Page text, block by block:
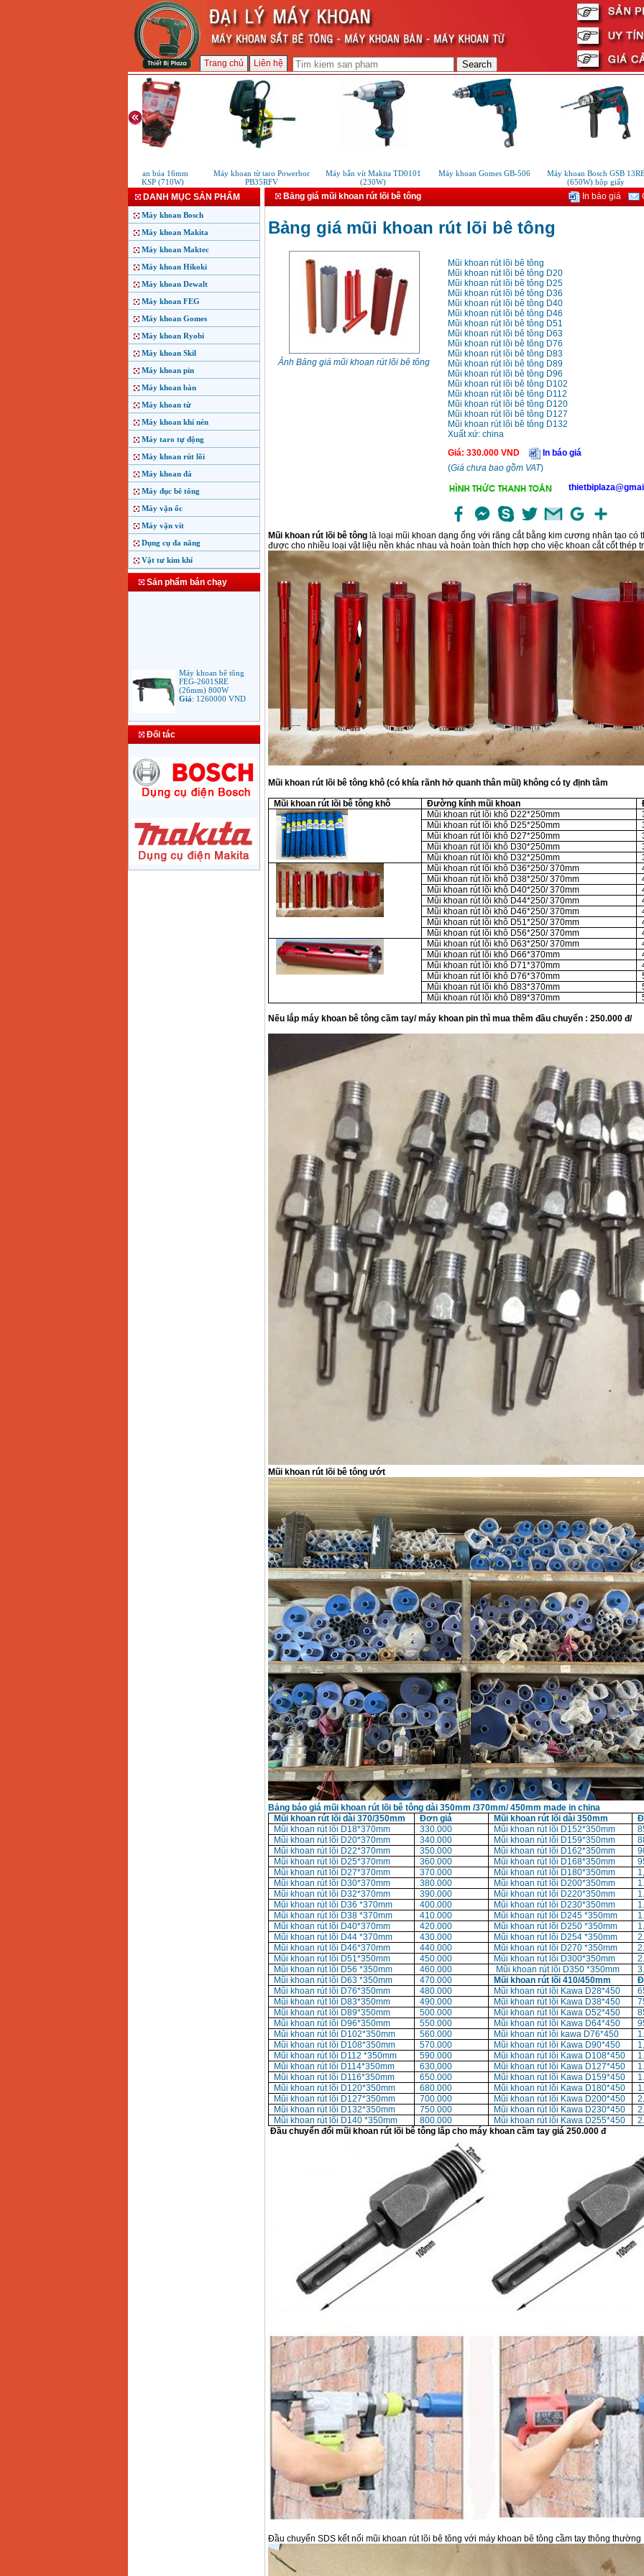
Trang chủ Liên hệ
Máy khoan búa 16mm
MT814KSP (710W)
Máy khoan từ taro Powerbor
PB35RFV
Máy bắn vít Makita TD0101
(230W)
Máy khoan Gomes GB-506
Máy khoan Bosch GSB 13RE
(650W) hộp giấy
DANH MỤC SẢN PHẨM
Máy khoan Bosch
Máy khoan Makita
Máy khoan Maktec
Máy khoan Hikoki
Máy khoan Dewalt
Máy khoan FEG
Máy khoan Gomes
Máy khoan Ryobi
Máy khoan Skil
Máy khoan pin
Máy khoan bàn
Máy khoan từ
Máy khoan khí nén
Máy taro tự động
Máy khoan rút lõi
Máy khoan đá
Máy đục bê tông
Máy vặn ốc
Máy vặn vít
Dụng cụ đa năng
Vật tư kim khí
Sản phẩm bán chạy
FEG-2601SRE
(26mm) 800W
Giá:1260000VND
Bảng giá mũi khoan
Máy Khoan Bosch
GSB 16RE (750W)
valy nhựa
Bộ máy khoan Bosch
GSB 13RE hộp nhựa
100 chi tiết
Giá:1977000VND
Đối tác
Bảng giá mũi khoan rút lõi bê tông In báo giá
Bảng giá mũi khoan rút lõi bê tông
Ảnh Bảng giá mũi khoan rút lõi bê tông
Mũi khoan rút lõi bê tông
Mũi khoan rút lõi bê tông D20
Mũi khoan rút lõi bê tông D25
Mũi khoan rút lõi bê tông D36
Mũi khoan rút lõi bê tông D40
Mũi khoan rút lõi bê tông D46
Mũi khoan rút lõi bê tông D51
Mũi khoan rút lõi bê tông D63
Mũi khoan rút lõi bê tông D76
Mũi khoan rút lõi bê tông D83
Mũi khoan rút lõi bê tông D89
Mũi khoan rút lõi bê tông D96
Mũi khoan rút lõi bê tông D102
Mũi khoan rút lõi bê tông D112
Mũi khoan rút lõi bê tông D120
Mũi khoan rút lõi bê tông D127
Mũi khoan rút lõi bê tông D132
Xuất xứ: china
Giá: 330.000VND
In báo giá
(Giá chưa bao gồm VAT)
Mũi khoan rút lõi bê tông là loại mũi khoan dạng ống với răng cắt bằng kim cương nhân tạo có
được cho nhiều loại vật liệu nền khác nhau và hoàn toàn thích hợp cho việc khoan cắt cốt thép
Mũi khoan rút lõi bê tông khô (có khía rãnh hở quanh thân mũi) không có ty định tâm
Mũi khoan rút lõi bê tông khô Đường kính mũi khoan
Mũi khoan rút lõi khô D22*250mm
Mũi khoan rút lõi khô D25*250mm
Mũi khoan rút lõi khô D27*250mm
Mũi khoan rút lõi khô D30*250mm
Mũi khoan rút lõi khô D32*250mm
Mũi khoan rút lõi khô D36*250/ 370mm
Mũi khoan rút lõi khô D38*250/ 370mm
Mũi khoan rút lõi khô D40*250/ 370mm
Mũi khoan rút lõi khô D44*250/ 370mm
Mũi khoan rút lõi khô D46*250/ 370mm
Mũi khoan rút lõi khô D51*250/ 370mm
Mũi khoan rút lõi khô D56*250/ 370mm
Mũi khoan rút lõi khô D63*250/ 370mm
Mũi khoan rút lõi khô D66*370mm
Mũi khoan rút lõi khô D71*370mm
Mũi khoan rút lõi khô D76*370mm
Mũi khoan rút lõi khô D83*370mm
Mũi khoan rút lõi khô D89*370mm
Nếu lắp máy khoan bê tông cầm tay/ máy khoan pin thì mua thêm đầu chuyển : 250.000 đ/
Mũi khoan rút lõi bê tông ướt
Bảng báo giá mũi khoan rút lõi bê tông dài 350mm /370mm/ 450mm made in china
Mũi khoan rút lõi dài 370/350mm
Đơn giá Mũi khoan rút lõi dài 350mm
Mũi khoan rút lõi D18*370mm
330.000 Mũi khoan rút lõi D152*350mm
Mũi khoan rút lõi D20*370mm
340.000 Mũi khoan rút lõi D159*350mm
Mũi khoan rút lõi D22*370mm
350.000 Mũi khoan rút lõi D162*350mm
Mũi khoan rút lõi D25*370mm
360.000 Mũi khoan rút lõi D168*350mm
Mũi khoan rút lõi D27*370mm
370.000 Mũi khoan rút lõi D180*350mm
Mũi khoan rút lõi D30*370mm
380.000 Mũi khoan rút lõi D200*350mm
Mũi khoan rút lõi D32*370mm
390.000 Mũi khoan rút lõi D220*350mm
Mũi khoan rút lõi D36 *370mm
400.000 Mũi khoan rút lõi D230*350mm
Mũi khoan rút lõi D38 *370mm
410.000 Mũi khoan rút lõi D245 *350mm
Mũi khoan rút lõi D40*370mm
420.000 Mũi khoan rút lõi D250 *350mm
Mũi khoan rút lõi D44 *370mm
430.000 Mũi khoan rút lõi D254 *350mm
Mũi khoan rút lõi D46*370mm
440.000 Mũi khoan rút lõi D270 *350mm
Mũi khoan rút lõi D51*350mm
450.000 Mũi khoan rút lõi D300*350mm
Mũi khoan rút lõi D56 *350mm
460.000 Mũi khoan rút lõi D350 *350mm
Mũi khoan rút lõi D63 *350mm
470.000 Mũi khoan rút lõi 410/450mm
Mũi khoan rút lõi D76*350mm
480.000 Mũi khoan rút lõi Kawa D28*450
Mũi khoan rút lõi D83*350mm
490.000 Mũi khoan rút lõi Kawa D38*450
Mũi khoan rút lõi D89*350mm
500.000 Mũi khoan rút lõi Kawa D52*450
Mũi khoan rút lõi D96*350mm
550.000 Mũi khoan rút lõi Kawa D64*450
Mũi khoan rút lõi D102*350mm
560.000 Mũi khoan rút lõi kawa D76*450
Mũi khoan rút lõi D108*350mm
570.000 Mũi khoan rút lõi Kawa D90*450
Mũi khoan rút lõi D112 *350mm
590.000 Mũi khoan rút lõi Kawa D108*450
Mũi khoan rút lõi D114*350mm
630,000 Mũi khoan rút lõi Kawa D127*450
Mũi khoan rút lõi D116*350mm
650.000 Mũi khoan rút lõi Kawa D159*450
Mũi khoan rút lõi D120*350mm
680.000 Mũi khoan rút lõi Kawa D180*450
Mũi khoan rút lõi D127*350mm
700.000 Mũi khoan rút lõi Kawa D200*450
Mũi khoan rút lõi D132*350mm
750.000 Mũi khoan rút lõi Kawa D230*450
Mũi khoan rút lõi D140 *350mm
800.000 Mũi khoan rút lõi Kawa D255*450
Đầu chuyển đổi mũi khoan rút lõi bê tông lắp cho máy khoan cầm tay giá 250.000 đ
Đầu chuyển SDS kết nối mũi khoan rút lõi bê tông với máy khoan bê tông cầm tay thông thường